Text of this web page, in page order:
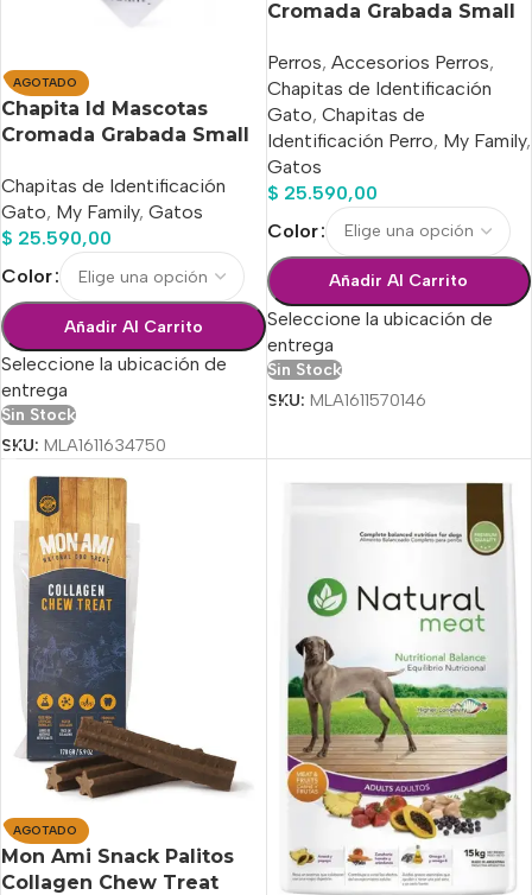
AGOTADO
Chapita Id Mascotas
Cromada Grabada Small
Chapitas de Identificación
Gato, My Family, Gatos
$ 25.590,00
Color
Añadir Al Carrito
Seleccione la ubicación de
entrega
Sin Stock
SKU: MLA1611634750
Cromada Grabada Small
Perros, Accesorios Perros,
Chapitas de Identificación
Gato, Chapitas de
Identificación Perro, My Family,
Gatos
$ 25.590,00
Color
Añadir Al Carrito
Seleccione la ubicación de
entrega
Sin Stock
SKU: MLA1611570146
AGOTADO
Mon Ami Snack Palitos
Collagen Chew Treat